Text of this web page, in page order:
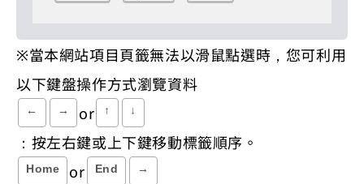
※當本網站項目頁籤無法以滑鼠點選時，您可利用
以下鍵盤操作方式瀏覽資料
← → or ↑ ↓
：按左右鍵或上下鍵移動標籤順序。
Home or End →